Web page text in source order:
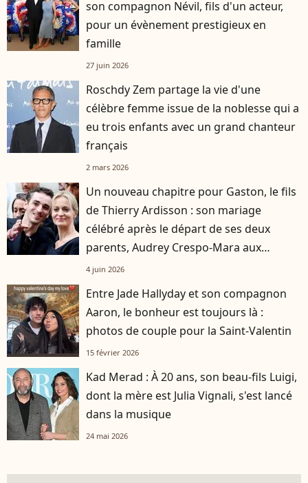
son compagnon Névil, fils d'un acteur,
pour un évènement prestigieux en
famille
27 juin 2026
Roschdy Zem partage la vie d'une
célèbre femme issue de la noblesse qui a
eu trois enfants avec un grand chanteur
français
2 mars 2026
Un nouveau chapitre pour Gaston, le fils
de Thierry Ardisson : son mariage
célébré après le départ de ses deux
parents, Audrey Crespo-Mara aux
premières loges
4 juin 2026
Entre Jade Hallyday et son compagnon
Aaron, le bonheur est toujours là :
photos de couple pour la Saint-Valentin
15 février 2026
Kad Merad : À 20 ans, son beau-fils Luigi,
dont la mère est Julia Vignali, s'est lancé
dans la musique
24 mai 2026